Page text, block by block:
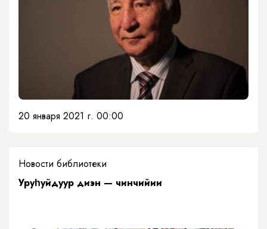
20 января 2021 г. 00:00
Новости библиотеки
Уруһуйдуур диэн — чинчийии